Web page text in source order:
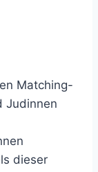
Matching-
Judinnen
dieser